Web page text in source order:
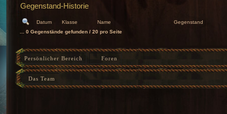
Gegenstand-Historie
Datum Klasse Name
Gegenstand
... 0 Gegenstände gefunden / 20 pro Seite
Persönlicher Bereich Foren
Das Team